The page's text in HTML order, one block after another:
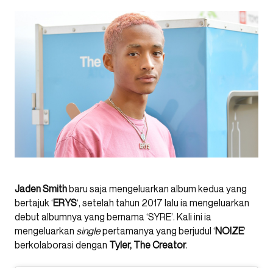
Jaden Smithbaru saja mengeluarkan album kedua yang
bertajuk ‘ERYS‘, setelah tahun 2017 lalu ia mengeluarkan
debut albumnya yang bernama ‘SYRE’. Kali ini ia
mengeluarkan singlepertamanya yang berjudul ‘NOIZE‘
berkolaborasi dengan Tyler, The Creator.